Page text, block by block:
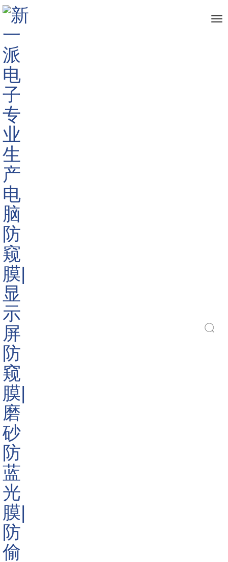
Home
The info about "防辐射膜批发"
Published by 深圳市新一派电子有限公司
蓝光的危害有很多,新一派生产的笔记本防窥膜可以帮助你保护
双眼,10年防蓝光膜厂家电话18823713534 。
Do you like ?
搜索
防窥膜